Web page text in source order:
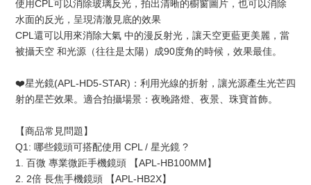
使用CPL可以消除玻璃反光，拍出清晰的櫥窗圖片，也可以消除
水面的反光，呈現清澈見底的效果
CPL還可以用來消除大氣 中的漫反射光，讓天空更藍更美麗，當
被攝天空 和光源（往往是太陽）成90度角的時候，效果最佳。
❤️星光鏡(APL-HD5-STAR)：利用光線的折射，讓光源產生光芒四
射的星芒效果。適合拍攝場景：夜晚路燈、夜景、珠寶首飾。
【商品常見問題】
Q1: 哪些鏡頭可搭配使用 CPL / 星光鏡 ?
1. 百微 專業微距手機鏡頭 【APL-HB100MM】
2. 2倍 長焦手機鏡頭 【APL-HB2X】